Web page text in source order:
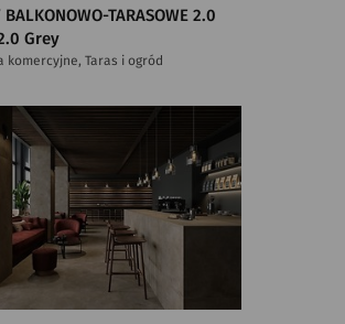
BALKONOWO-TARASOWE 2.0
Grey
komercyjne, Taras i ogród